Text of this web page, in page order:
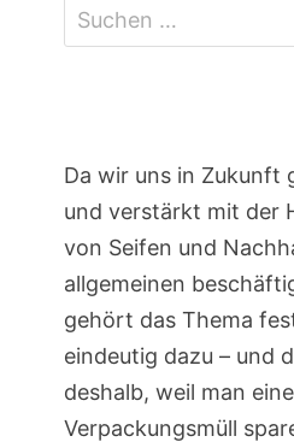
Da wir uns in Zukunft
und verstärkt mit der
von Seifen und
allgemeinen
gehört das Thema
eindeutig dazu – und
deshalb, weil man
Verpackungsmüll